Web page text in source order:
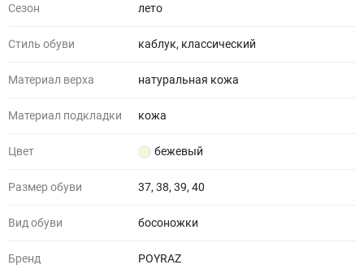
Сезон лето
Стиль обуви каблук, классический
Материал верха натуральная кожа
Материал подкладки кожа
Цвет бежевый
Размер обуви 37, 38, 39, 40
Вид обуви босоножки
Бренд POYRAZ